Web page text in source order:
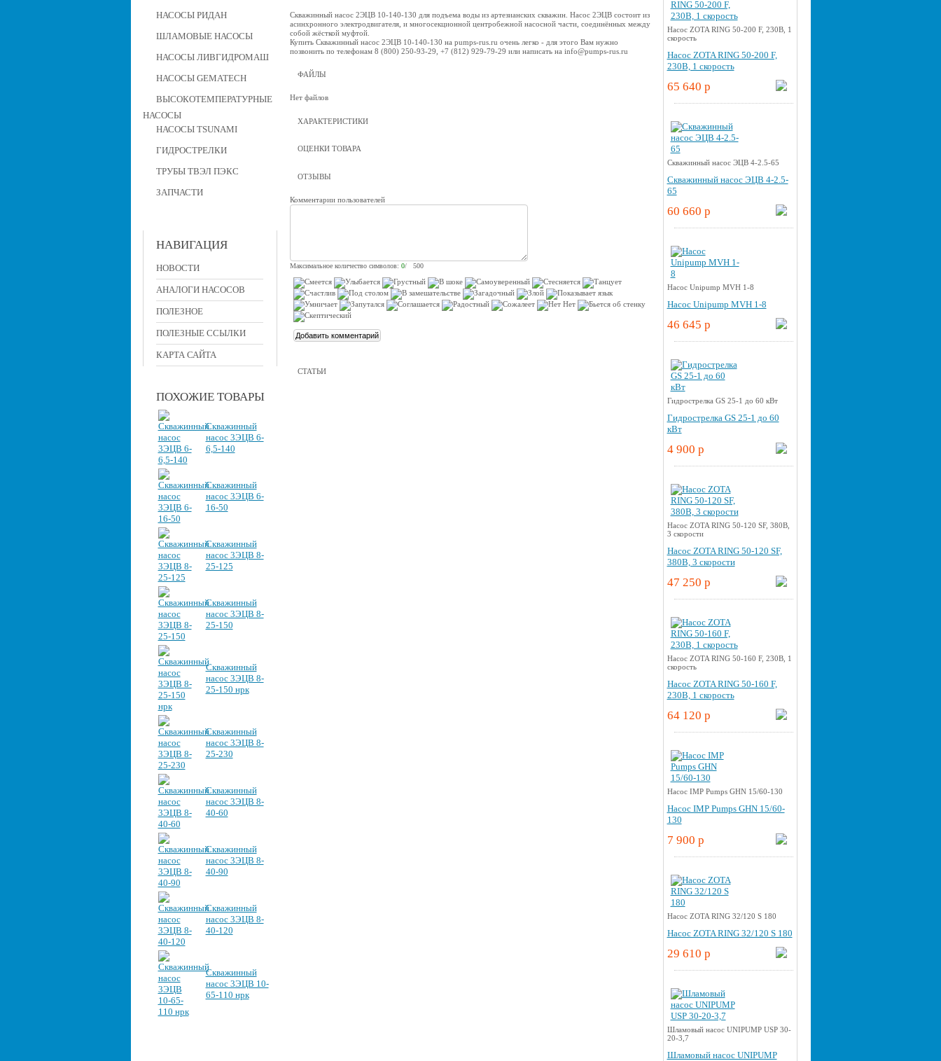
НАСОСЫ РИДАН
ШЛАМОВЫЕ НАСОСЫ
НАСОСЫ ЛИВГИДРОМАШ
НАСОСЫ GEMATECH
ВЫСОКОТЕМПЕРАТУРНЫЕ
НАСОСЫ
НАСОСЫ TSUNAMI
ГИДРОСТРЕЛКИ
ТРУБЫ ТВЭЛ ПЭКС
ЗАПЧАСТИ
НАВИГАЦИЯ
НОВОСТИ
АНАЛОГИ НАСОСОВ
ПОЛЕЗНОЕ
ПОЛЕЗНЫЕ ССЫЛКИ
КАРТА САЙТА
ПОХОЖИЕ ТОВАРЫ
Скважинный
насос 3ЭЦВ 6-
6,5-140
Скважинный
насос 3ЭЦВ 6-
16-50
Скважинный
насос 3ЭЦВ 8-
25-125
Скважинный
насос 3ЭЦВ 8-
25-150
Скважинный
насос 3ЭЦВ 8-
25-150 нрк
Скважинный
насос 3ЭЦВ 8-
25-230
Скважинный
насос 3ЭЦВ 8-
40-60
Скважинный
насос 3ЭЦВ 8-
40-90
Скважинный
насос 3ЭЦВ 8-
40-120
Скважинный
насос 3ЭЦВ 10-
65-110 нрк
Насос ZOTA RING 50-200 F, 230В, 1
скорость
Насос ZOTA RING 50-200 F,
230В, 1 скорость
65 640 p
Скважинный насос ЭЦВ 4-2.5-65
Скважинный насос ЭЦВ 4-2.5-
65
60 660 p
Насос Unipump MVH 1-8
Насос Unipump MVH 1-8
46 645 p
Гидрострелка GS 25-1 до 60 кВт
Гидрострелка GS 25-1 до 60
кВт
4 900 p
Насос ZOTA RING 50-120 SF, 380В,
3 скорости
Насос ZOTA RING 50-120 SF,
380В, 3 скорости
47 250 p
Насос ZOTA RING 50-160 F, 230В, 1
скорость
Насос ZOTA RING 50-160 F,
230В, 1 скорость
64 120 p
Насос IMP Pumps GHN 15/60-130
Насос IMP Pumps GHN 15/60-
130
7 900 p
Насос ZOTA RING 32/120 S 180
Насос ZOTA RING 32/120 S 180
29 610 p
Шламовый насос UNIPUMP USP 30-
20-3,7
Шламовый насос UNIPUMP
Скважинный насос 2ЭЦВ 10-140-130 для подъема воды из артезианских скважин. Насос 2ЭЦВ состоит из
асинхронного электродвигателя, и многосекционной центробежной наcосной части, соединённых между
собой жёсткой муфтой.
Купить Скважинный насос 2ЭЦВ 10-140-130 на pumps-rus.ru очень легко - для этого Вам нужно
позвонить по телефонам 8 (800) 250-93-29, +7 (812) 929-79-29 или написать на info@pumps-rus.ru
ФАЙЛЫ
Нет файлов
ХАРАКТЕРИСТИКИ
ОЦЕНКИ ТОВАРА
ОТЗЫВЫ
Комментарии пользователей
Максимальное количество символов: 0/ 500
СТАТЬИ